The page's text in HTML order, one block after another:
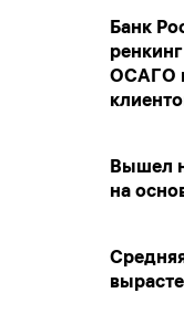
Банк
ОСАГО
Вышел
на